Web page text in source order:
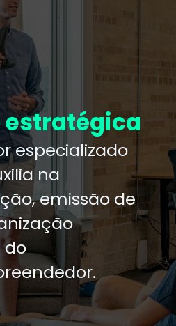
especializado
na
emissão de
do